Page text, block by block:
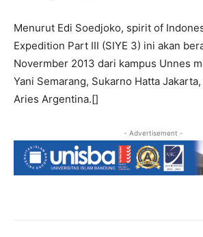
Menurut Edi Soedjoko, spirit of
Expedition Part III (SIYE 3) ini akan
Novermber 2013 dari kampus Unnes
Yani Semarang, Sukarno Hatta
Aries Argentina.[]
- Advertisement -